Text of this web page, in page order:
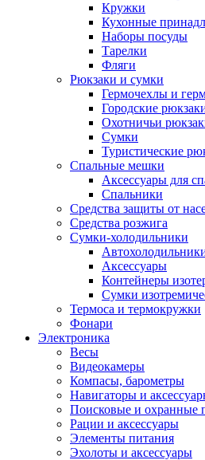
Кружки
Кухонные
Наборы посуды
Тарелки
Фляги
Рюкзаки и сумки
Гермочехлы и
Городские
Охотничьи
Сумки
Туристические
Спальные мешки
Аксессуары для
Спальники
Средства защиты от
Средства розжига
Сумки-холодильники
Аксессуары
Контейнеры
Сумки
Термоса и термокружки
Фонари
Электроника
Весы
Видеокамеры
Компасы, барометры
Навигаторы и
Поисковые и охранные
Рации и аксессуары
Элементы питания
Эхолоты и аксессуары